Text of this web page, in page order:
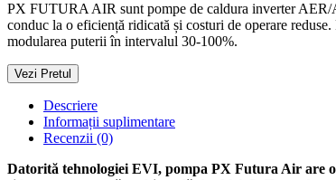
PX FUTURA AIR sunt pompe de caldura inverter AER/
conduc la o eficiență ridicată și costuri de operare
modularea puterii în intervalul 30-100%.
Vezi Pretul
Descriere
Informații suplimentare
Recenzii (0)
Datorită tehnologiei EVI, pompa PX Futura Air are